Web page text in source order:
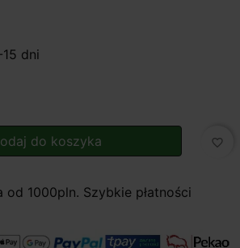
dni
do koszyka favorite_border
od 1000pln. Szybkie płatności